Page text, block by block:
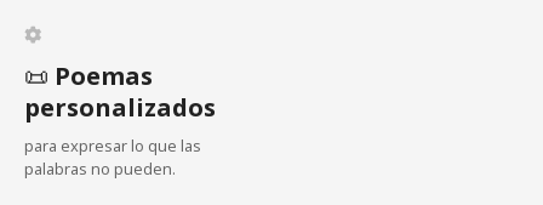
n
d
e
e
📜 Poemas
personalizados
para expresar lo que las
palabras no pueden.